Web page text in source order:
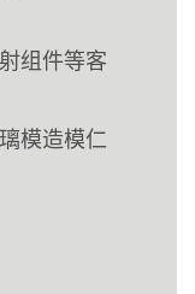
组件等客
模造模仁